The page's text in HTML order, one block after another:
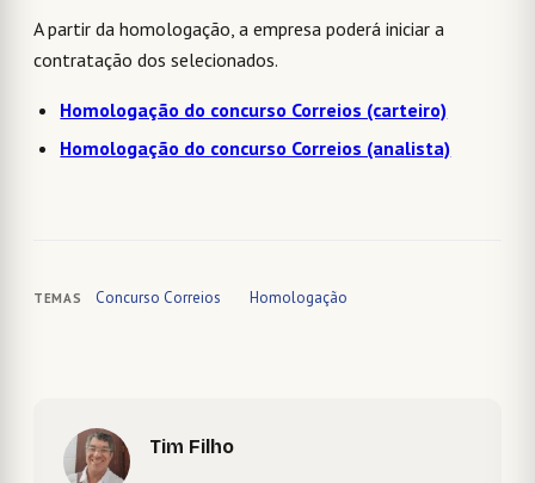
A partir da homologação, a empresa poderá iniciar a
contratação dos selecionados.
Homologação do concurso Correios (carteiro)
Homologação do concurso Correios (analista)
TEMAS Concurso Correios Homologação
Tim Filho